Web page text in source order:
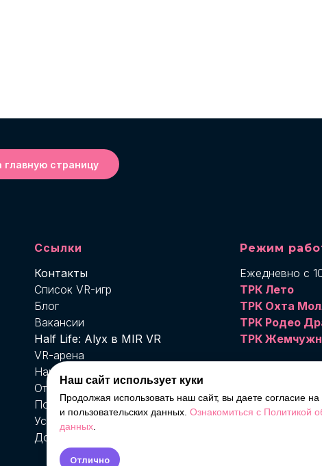
главную страницу
Ссылки
Контакты
Список VR-игр
Блог
Вакансии
Half Life: Alyx в MIR VR
VR-арена
Наше VR-оборудование
Отзывы
Пользовательское соглашение
Условия возврата и доставки
Договор публичной оферты
Режим
Ежедневно с
ТРК Лето
ТРК Охта
ТРК Родео
ТРК
MIR VR
MIR VR
Наш сайт использует куки
Продолжая использовать наш сайт, вы даете согласие
и пользовательских данных. Ознакомиться с Политикой
данных.
Отлично